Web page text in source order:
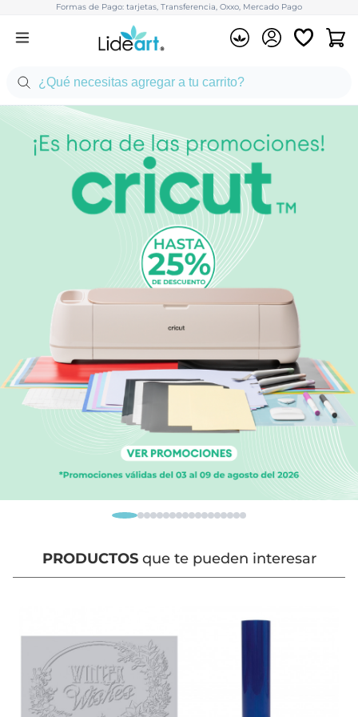
Formas de Pago: tarjetas, Transferencia, Oxxo, Mercado Pago
PRODUCTOSque te pueden interesar